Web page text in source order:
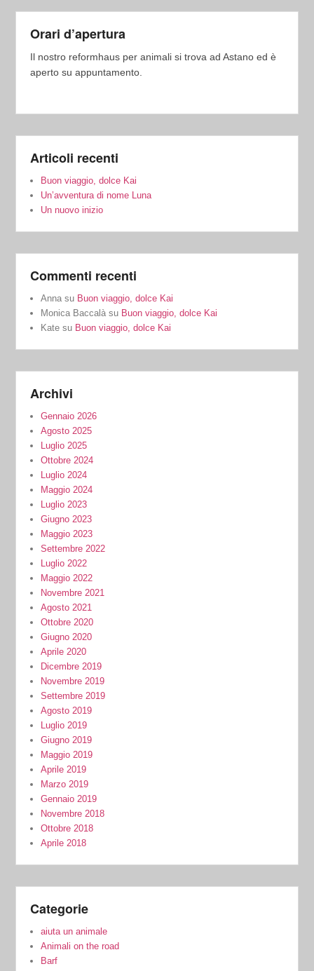
Orari d’apertura
Il nostro reformhaus per animali si trova ad Astano ed è
aperto su appuntamento.
Articoli recenti
Buon viaggio, dolce Kai
Un’avventura di nome Luna
Un nuovo inizio
Commenti recenti
Anna su Buon viaggio, dolce Kai
Monica Baccalà su Buon viaggio, dolce Kai
Kate su Buon viaggio, dolce Kai
Archivi
Gennaio 2026
Agosto 2025
Luglio 2025
Ottobre 2024
Luglio 2024
Maggio 2024
Luglio 2023
Giugno 2023
Maggio 2023
Settembre 2022
Luglio 2022
Maggio 2022
Novembre 2021
Agosto 2021
Ottobre 2020
Giugno 2020
Aprile 2020
Dicembre 2019
Novembre 2019
Settembre 2019
Agosto 2019
Luglio 2019
Giugno 2019
Maggio 2019
Aprile 2019
Marzo 2019
Gennaio 2019
Novembre 2018
Ottobre 2018
Aprile 2018
Categorie
aiuta un animale
Animali on the road
Barf